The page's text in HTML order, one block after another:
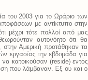
του 2003 για το Ωράριο των
με αντίκτυπο στην
μέχρι τότε πολλοί από μας
αυτονόητο ότι θα
στην Αμερική προτάθηκαν τα
εργασίας την εβδομάδα για
να κατοικούσαν (reside) εντός
που λάμβαναν. Εξ ου και ο